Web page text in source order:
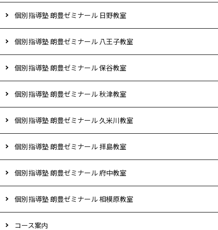
個別指導塾 朗豊ゼミナール 日野教室
個別指導塾 朗豊ゼミナール 八王子教室
個別指導塾 朗豊ゼミナール 保谷教室
個別指導塾 朗豊ゼミナール 秋津教室
個別指導塾 朗豊ゼミナール 久米川教室
個別指導塾 朗豊ゼミナール 拝島教室
個別指導塾 朗豊ゼミナール 府中教室
個別指導塾 朗豊ゼミナール 相模原教室
コース案内